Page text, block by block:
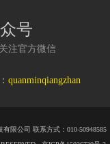
号
注官方微信
quanminqiangzhan
限公司 联系方式：010-50948585